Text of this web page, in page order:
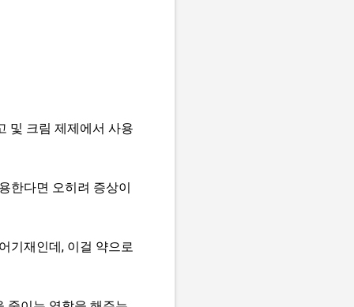
및 크림 제제에서 사용
한다면 오히려 증상이
기재인데, 이걸 약으로